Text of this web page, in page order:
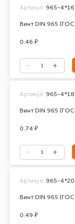
Винт DIN 965
Артикул: 965-4*16
0.46 ₽
Винт DIN 965
Артикул: 965-4*18
0.74 ₽
Винт DIN 965
Артикул: 965-4*20
0.49 ₽